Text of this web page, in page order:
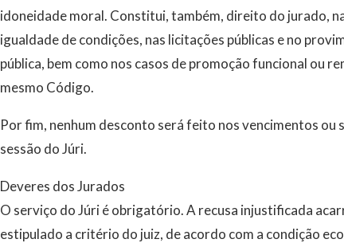
idoneidade moral. Constitui, também, direito do jurado,
igualdade de condições, nas licitações públicas e no
pública, bem como nos casos de promoção funcional ou
mesmo Código.
Por fim, nenhum desconto será feito nos vencimentos
sessão do Júri.
Deveres dos Jurados
O serviço do Júri é obrigatório. A recusa injustificada
estipulado a critério do juiz, de acordo com a condição